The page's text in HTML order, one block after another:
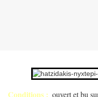
Conditions : ouvert et bu